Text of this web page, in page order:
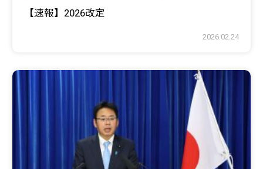
【速報】2026改定
2026.02.24